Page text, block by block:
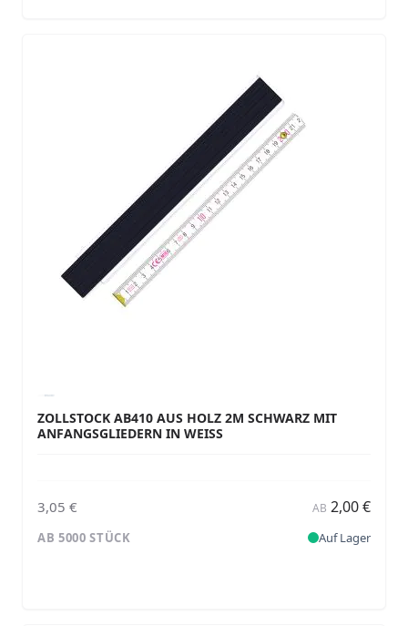
ZOLLSTOCK AB410 AUS HOLZ 2M SCHWARZ MIT
ANFANGSGLIEDERN IN WEISS
3,05 € AB 2,00 €
AB 5000 STÜCK Auf Lager